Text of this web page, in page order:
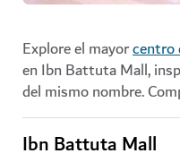
Explore el mayorcentro
en Ibn Battuta Mall,
del mismo nombre.
Ibn Battuta Mall